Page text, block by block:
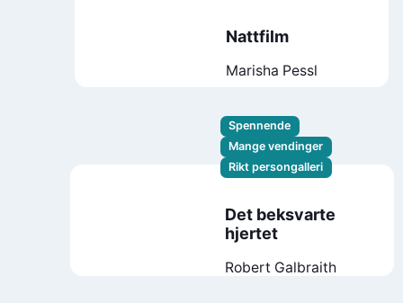
Nattfilm
Marisha Pessl
Spennende
Mange vendinger
Rikt persongalleri
Det beksvarte
hjertet
Robert Galbraith